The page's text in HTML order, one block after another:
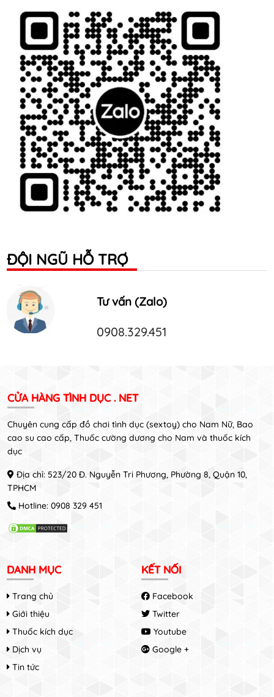
ĐỘI NGŨ HỖ TRỢ
Tư vấn (Zalo)
0908.329.451
CỬA HÀNG TÌNH DỤC . NET
Chuyên cung cấp đồ chơi tình dục (sextoy) cho Nam Nữ, Bao
cao su cao cấp, Thuốc cường dương cho Nam và thuốc kích
dục
Địa chỉ: 523/20 Đ. Nguyễn Tri Phương, Phường 8, Quận 10,
TPHCM
Hotline: 0908 329 451
DANH MỤC
Trang chủ
Giới thiệu
Thuốc kích dục
Dịch vụ
Tin tức
KẾT NỐI
Facebook
Twitter
Youtube
Google +